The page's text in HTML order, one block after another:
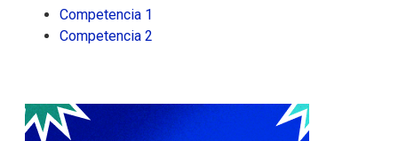
Competencia 1
Competencia 2